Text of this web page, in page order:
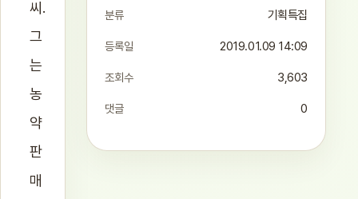
씨.
그
는
농
약
판
매
분류 기획특집
등록일 2019.01.09 14:09
조회수 3,603
댓글 0